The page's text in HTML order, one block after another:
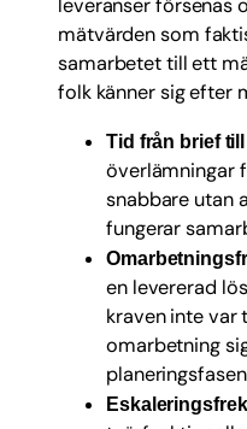
mätvärden som
samarbetet till ett
folk känner sig efter
Tid från brief
överlämningar
snabbare utan
fungerar
en levererad
kraven inte var
omarbetning